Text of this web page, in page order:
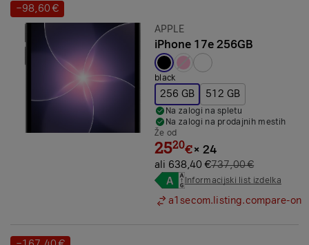
Prihranek:
−98,60 €
Znamka:
APPLE
iPhone 17e 256GB
Izbrana barva:
black
256 GB 512 GB
Na zalogi na spletu
Na zalogi na prodajnih mestih
Že od
2520€× 24
ali 638,40 €737,00 €
Informacijski list izdelka
a1secom.listing.compare-on